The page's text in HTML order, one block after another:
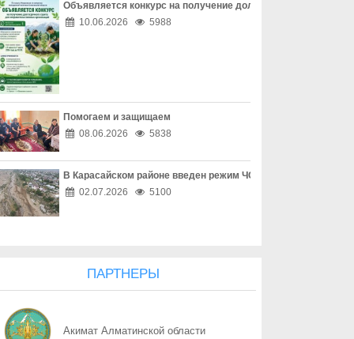
07.08 Земля как общее достояние
07.08 За неделю в Казахстане снизились цены на ряд социально
07.08 ЗАҢ МЕН ТӘРТІП: ІЛЕ АУДАНЫНДА КӘМЕЛЕТКЕ
07.08 Судья отвечает перед законом
07.08 Социальные сети под прицелом мошенников
07.08 Как защитить детей от мошенников
07.08 Открывая новые возможности
Объявляется конкурс на получение долгосрочного гранта
10.06.2026
5988
Помогаем и защищаем
08.06.2026
5838
В Карасайском районе введен режим ЧС местного масштаба
02.07.2026
5100
ПАРТНЕРЫ
Акимат Алматинской области